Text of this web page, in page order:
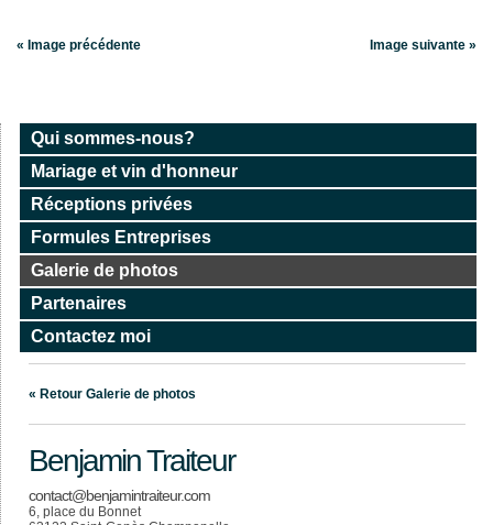
« Image précédente Image suivante »
Qui sommes-nous?
Mariage et vin d'honneur
Réceptions privées
Formules Entreprises
Galerie de photos
Partenaires
Contactez moi
« Retour Galerie de photos
Benjamin Traiteur
contact@benjamintraiteur.com
6, place du Bonnet